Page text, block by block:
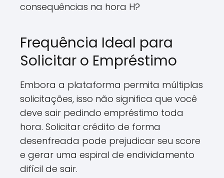
consequências na hora H?
Frequência Ideal para
Solicitar o Empréstimo
Embora a plataforma permita múltiplas
solicitações, isso não significa que você
deve sair pedindo empréstimo toda
hora. Solicitar crédito de forma
desenfreada pode prejudicar seu score
e gerar uma espiral de endividamento
difícil de sair.